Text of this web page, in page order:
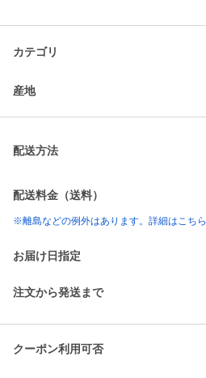
カテゴリ
産地
配送方法
配送料金（送料）
※離島などの例外はあります。詳細はこちら
お届け日指定
注文から発送まで
クーポン利用可否